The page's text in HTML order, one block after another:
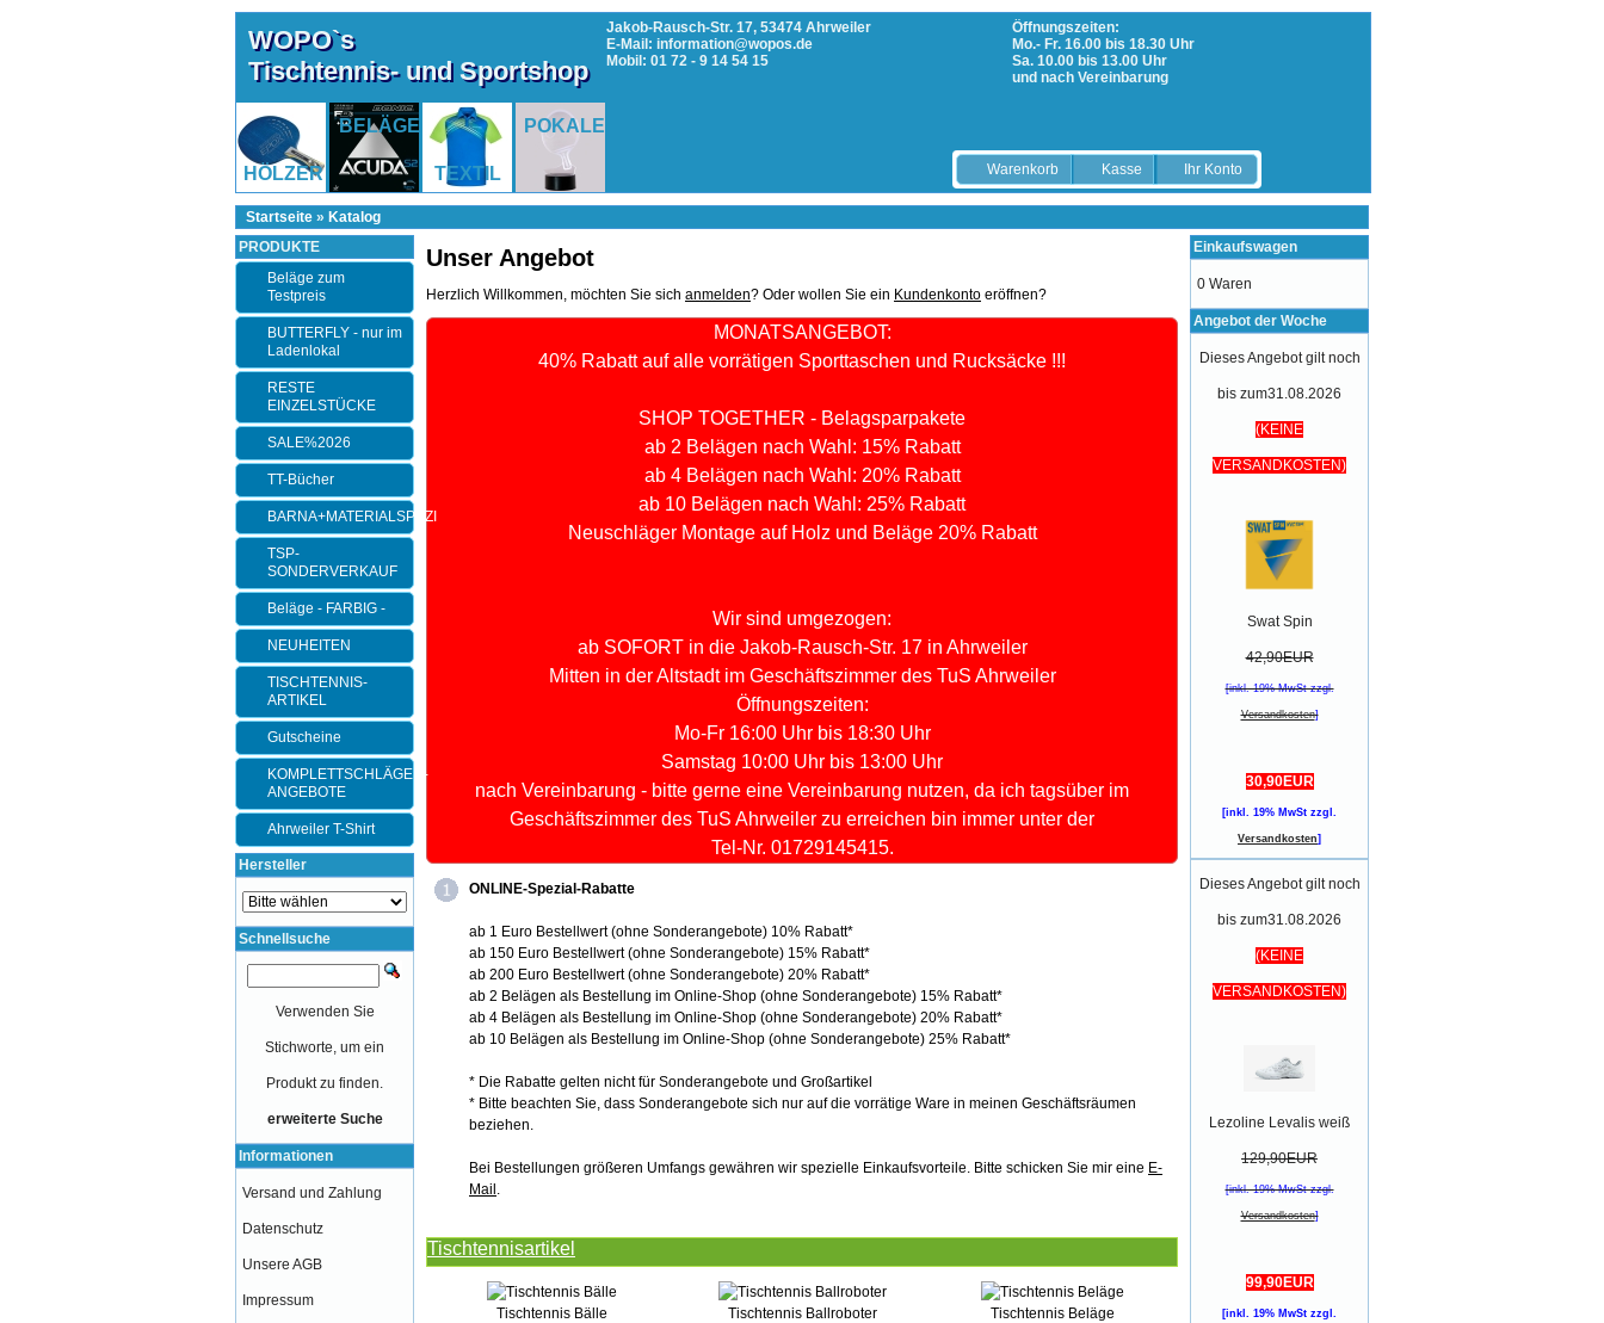
WOPO`s
Tischtennis- und Sportshop
Jakob-Rausch-Str. 17, 53474 Ahrweiler
E-Mail: information@wopos.de
Mobil: 01 72 - 9 14 54 15
Öffnungszeiten:
Mo.- Fr. 16.00 bis 18.30 Uhr
Sa. 10.00 bis 13.00 Uhr
und nach Vereinbarung
HÖLZER
BELÄGE
TEXTIL
POKALE
Warenkorb Kasse Ihr Konto
Startseite » Katalog
Unser Angebot
Herzlich Willkommen, möchten Sie sich anmelden? Oder wollen Sie ein Kundenkonto eröffnen?
MONATSANGEBOT:
40% Rabatt auf alle vorrätigen Sporttaschen und Rucksäcke !!!
SHOP TOGETHER - Belagsparpakete
ab 2 Belägen nach Wahl: 15% Rabatt
ab 4 Belägen nach Wahl: 20% Rabatt
ab 10 Belägen nach Wahl: 25% Rabatt
Neuschläger Montage auf Holz und Beläge 20% Rabatt
Wir sind umgezogen:
ab SOFORT in die Jakob-Rausch-Str. 17 in Ahrweiler
Mitten in der Altstadt im Geschäftszimmer des TuS Ahrweiler
Öffnungszeiten:
Mo-Fr 16:00 Uhr bis 18:30 Uhr
Samstag 10:00 Uhr bis 13:00 Uhr
nach Vereinbarung - bitte gerne eine Vereinbarung nutzen, da ich tagsüber im
Geschäftszimmer des TuS Ahrweiler zu erreichen bin immer unter der
Tel-Nr. 01729145415.
ONLINE-Spezial-Rabatte
ab 1 Euro Bestellwert (ohne Sonderangebote) 10% Rabatt*
ab 150 Euro Bestellwert (ohne Sonderangebote) 15% Rabatt*
ab 200 Euro Bestellwert (ohne Sonderangebote) 20% Rabatt*
ab 2 Belägen als Bestellung im Online-Shop (ohne Sonderangebote) 15% Rabatt*
ab 4 Belägen als Bestellung im Online-Shop (ohne Sonderangebote) 20% Rabatt*
ab 10 Belägen als Bestellung im Online-Shop (ohne Sonderangebote) 25% Rabatt*
* Die Rabatte gelten nicht für Sonderangebote und Großartikel
* Bitte beachten Sie, dass Sonderangebote sich nur auf die vorrätige Ware in meinen Geschäftsräumen
beziehen.
Bei Bestellungen größeren Umfangs gewähren wir spezielle Einkaufsvorteile. Bitte schicken Sie mir eine E-
Mail .
Tischtennisartikel
Tischtennis Bälle Tischtennis Ballroboter Tischtennis Beläge
PRODUKTE
Beläge zum
Testpreis
BUTTERFLY - nur im
Ladenlokal
RESTE
EINZELSTÜCKE
SALE%2026
TT-Bücher
BARNA+MATERIALSPEZI
TSP-
SONDERVERKAUF
Beläge - FARBIG -
NEUHEITEN
TISCHTENNIS-
ARTIKEL
Gutscheine
KOMPLETTSCHLÄGER-
ANGEBOTE
Ahrweiler T-Shirt
Hersteller
Schnellsuche
Verwenden Sie
Stichworte, um ein
Produkt zu finden.
erweiterte Suche
Informationen
Versand und Zahlung
Datenschutz
Unsere AGB
Impressum
Einkaufswagen
0 Waren
Angebot der Woche
Dieses Angebot gilt noch
bis zum31.08.2026
(KEINE
VERSANDKOSTEN)
Swat Spin
42,90EUR
[inkl. 19% MwSt zzgl.
Versandkosten]
30,90EUR
[inkl. 19% MwSt zzgl.
Versandkosten]
Dieses Angebot gilt noch
bis zum31.08.2026
(KEINE
VERSANDKOSTEN)
Lezoline Levalis weiß
129,90EUR
[inkl. 19% MwSt zzgl.
Versandkosten]
99,90EUR
[inkl. 19% MwSt zzgl.